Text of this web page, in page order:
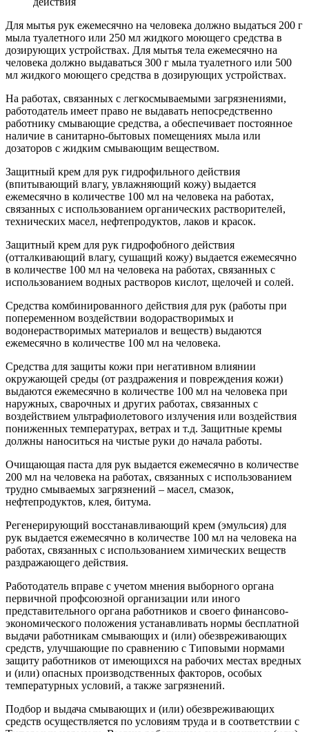
Для мытья рук ежемесячно на человека должно выдаться 200 г
мыла туалетного или 250 мл жидкого моющего средства в
дозирующих устройствах. Для мытья тела ежемесячно на
человека должно выдаваться 300 г мыла туалетного или 500
мл жидкого моющего средства в дозирующих устройствах.
На работах, связанных с легкосмываемыми загрязнениями,
рабо­тодатель имеет право не выдавать непосредственно
работнику смывающие средства, а обеспечивает постоянное
наличие в санитарно-бытовых помещениях мыла или
дозаторов с жидким смывающим веществом.
Защитный крем для рук гидрофильного действия
(впитывающий влагу, увлажняющий кожу) выдается
ежемесячно в количестве 100 мл на человека на работах,
связанных с использованием органи­ческих растворителей,
технических масел, нефтепродуктов, лаков и красок.
Защитный крем для рук гидрофобного действия
(отталкивающий влагу, сушащий кожу) выдается ежемесячно
в количестве 100 мл на человека на работах, связанных с
использованием водных растворов кислот, щелочей и солей.
Средства комбинированного действия для рук (работы при
по­переменном воздействии водорастворимых и
водонерастворимых материалов и веществ) выдаются
ежемесячно в количестве 100 мл на человека.
Средства для защиты кожи при негативном влиянии
окружающей среды (от раздражения и повреждения кожи)
выдаются ежемесячно в количестве 100 мл на человека при
наружных, сварочных и других работах, связанных с
воздействием ультрафиолетового излучения или воздействия
пониженных температурах, ветрах и т.д. Защитные кремы
должны наноситься на чистые руки до начала работы.
Очищающая паста для рук выдается ежемесячно в количестве
200 мл на человека на работах, связанных с использованием
трудно смываемых загрязнений – масел, смазок,
нефтепродуктов, клея, битума.
Регенерирующий восстанавливающий крем (эмульсия) для
рук выдается ежемесячно в количестве 100 мл на человека на
работах, связанных с использованием химических веществ
раздражающего действия.
Работодатель вправе с учетом мнения выборного органа
первичной профсоюзной организации или иного
представительного органа работников и своего финансово-
экономического положения устанав­ливать нормы бесплатной
выдачи работникам смывающих и (или) обезвреживающих
средств, улучшающие по сравнению с Типовыми нормами
защиту работников от имеющихся на рабочих местах вредных
и (или) опасных производственных факторов, особых
темпера­турных условий, а также загрязнений.
Подбор и выдача смывающих и (или) обезвреживающих
средств осуществляется по условиям труда и в соответствии с